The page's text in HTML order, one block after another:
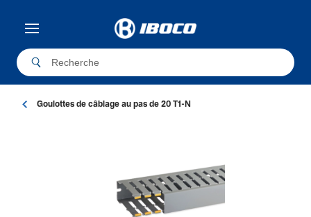
Goulottes de câblage au pas de 20 T1-N